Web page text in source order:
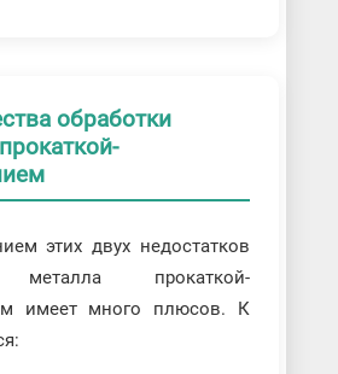
обработки
этих двух недостатков
металла прокаткой-
имеет много плюсов. К